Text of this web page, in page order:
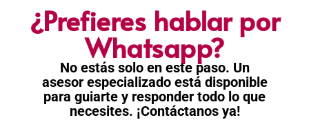
¿Prefieres hablar por
Whatsapp?
No estás solo en este paso. Un
asesor especializado está disponible
para guiarte y responder todo lo que
necesites. ¡Contáctanos ya!